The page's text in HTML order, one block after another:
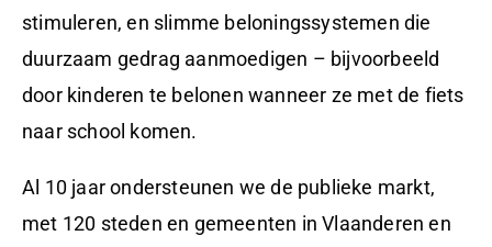
stimuleren, en slimme beloningssystemen die
duurzaam gedrag aanmoedigen – bijvoorbeeld
door kinderen te belonen wanneer ze met de fiets
naar school komen.
Al 10 jaar ondersteunen we de publieke markt,
met 120 steden en gemeenten in Vlaanderen en